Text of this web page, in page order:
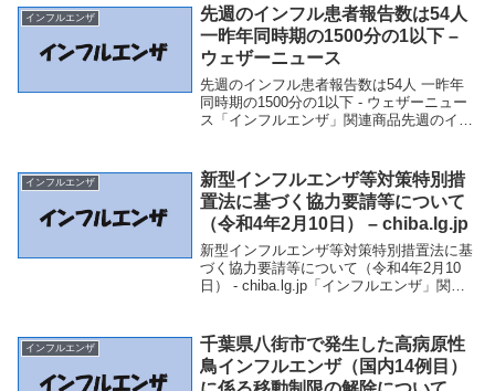
インフルエンザ
先週のインフル患者報告数は54人
一昨年同時期の1500分の1以下 –
ウェザーニュース
先週のインフル患者報告数は54人 一昨年
同時期の1500分の1以下 - ウェザーニュー
ス「インフルエンザ」関連商品先週のイン
インフル患者報告数は54人 一...
インフルエンザ
新型インフルエンザ等対策特別措
置法に基づく協力要請等について
（令和4年2月10日） – chiba.lg.jp
新型インフルエンザ等対策特別措置法に基
づく協力要請等について（令和4年2月10
日） - chiba.lg.jp「インフルエンザ」関連
10日） - chiba.lg...
インフルエンザ
千葉県八街市で発生した高病原性
鳥インフルエンザ（国内14例目）